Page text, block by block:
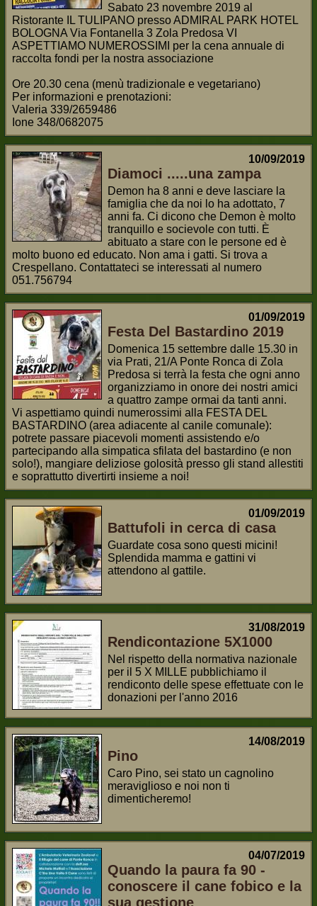
Sabato 23 novembre 2019 al
Ristorante IL TULIPANO presso ADMIRAL PARK HOTEL
BOLOGNA Via Fontanella 3 Zola Predosa VI
ASPETTIAMO NUMEROSSIMI per la cena annuale di
raccolta fondi per la nostra associazione
Ore 20.30 cena (menù tradizionale e vegetariano)
Per informazioni e prenotazioni:
Valeria 339/2659486
Ione 348/0682075
10/09/2019
Diamoci .....una zampa
Demon ha 8 anni e deve lasciare la
famiglia che da noi lo ha adottato, 7
anni fa. Ci dicono che Demon è molto
tranquillo e socievole con tutti. È
abituato a stare con le persone ed è
molto buono ed educato. Non ama i gatti. Si trova a
Crespellano. Contattateci se interessati al numero
051.756794
01/09/2019
Festa Del Bastardino 2019
Domenica 15 settembre dalle 15.30 in
via Prati, 21/A Ponte Ronca di Zola
Predosa si terrà la festa che ogni anno
organizziamo in onore dei nostri amici
a quattro zampe ormai da tanti anni.
Vi aspettiamo quindi numerossimi alla FESTA DEL
BASTARDINO (area adiacente al canile comunale):
potrete passare piacevoli momenti assistendo e/o
partecipando alla simpatica sfilata del bastardino (e non
solo!), mangiare deliziose golosità presso gli stand allestiti
e soprattutto divertirti insieme a noi!
01/09/2019
Battufoli in cerca di casa
Guardate cosa sono questi micini!
Splendida mamma e gattini vi
attendono al gattile.
31/08/2019
Rendicontazione 5X1000
Nel rispetto della normativa nazionale
per il 5 X MILLE pubblichiamo il
rendiconto delle spese effettuate con le
donazioni per l'anno 2016
14/08/2019
Pino
Caro Pino, sei stato un cagnolino
meraviglioso e noi non ti
dimenticheremo!
04/07/2019
Quando la paura fa 90 -
conoscere il cane fobico e la
sua gestione